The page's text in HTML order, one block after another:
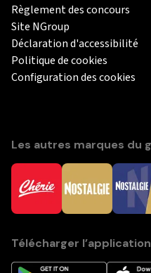
Règlement des concours
Site NGroup
Déclaration d'accessibilité
Politique de cookies
Configuration des cookies
Les autres marques du
Télécharger